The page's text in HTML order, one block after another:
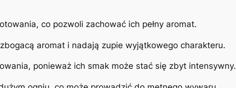
co pozwoli zachować ich pełny aromat.
aromat i nadają zupie wyjątkowego charakteru.
ponieważ ich smak może stać się zbyt intensywny.